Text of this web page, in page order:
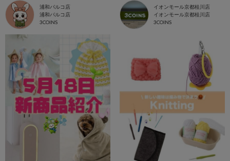
浦和パルコ店
浦和パルコ店
3COINS
イオンモール京都桂川店
イオンモール京都桂川店
3COINS